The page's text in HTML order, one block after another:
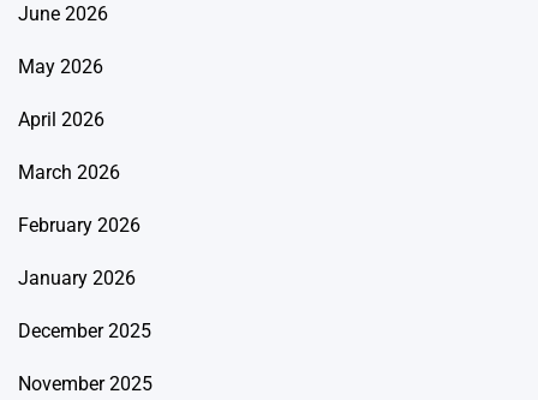
June 2026
May 2026
April 2026
March 2026
February 2026
January 2026
December 2025
November 2025